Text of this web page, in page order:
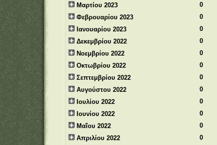
Μαρτίου 2023
0
Φεβρουαρίου 2023
0
Ιανουαρίου 2023
0
Δεκεμβρίου 2022
0
Νοεμβρίου 2022
0
Οκτωβρίου 2022
0
Σεπτεμβρίου 2022
0
Αυγούστου 2022
0
Ιουλίου 2022
0
Ιουνίου 2022
0
Μαΐου 2022
0
Απριλίου 2022
0